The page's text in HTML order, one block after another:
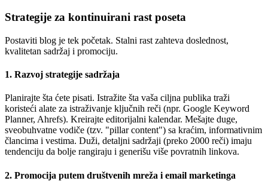
Strategije za kontinuirani rast poseta
Postaviti blog je tek početak. Stalni rast zahteva doslednost,
kvalitetan sadržaj i promociju.
1. Razvoj strategije sadržaja
Planirajte šta ćete pisati. Istražite šta vaša ciljna publika traži
koristeći alate za istraživanje ključnih reči (npr. Google Keyword
Planner, Ahrefs). Kreirajte editorijalni kalendar. Mešajte duge,
sveobuhvatne vodiče (tzv. "pillar content") sa kraćim, informativnim
člancima i vestima. Duži, detaljni sadržaji (preko 2000 reči) imaju
tendenciju da bolje rangiraju i generišu više povratnih linkova.
2. Promocija putem društvenih mreža i email marketinga